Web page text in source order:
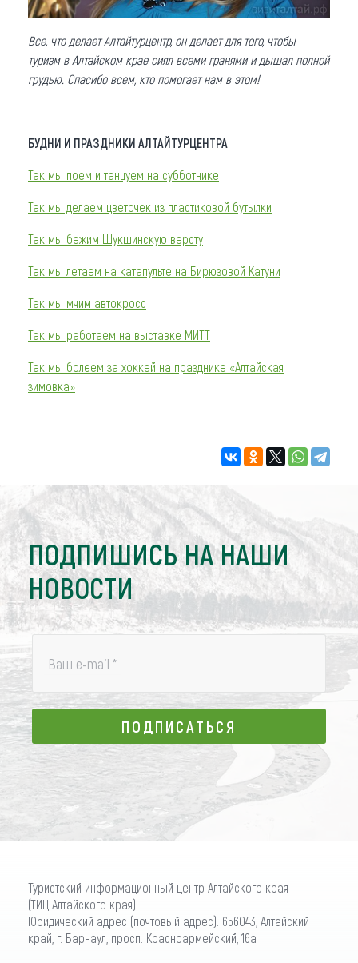
Все, что делает Алтайтурцентр, он делает для того, чтобы
туризм в Алтайском крае сиял всеми гранями и дышал полной
грудью. Спасибо всем, кто помогает нам в этом!
БУДНИ И ПРАЗДНИКИ АЛТАЙТУРЦЕНТРА
Так мы поем и танцуем на субботнике
Так мы делаем цветочек из пластиковой бутылки
Так мы бежим Шукшинскую версту
Так мы летаем на катапульте на Бирюзовой Катуни
Так мы мчим автокросс
Так мы работаем на выставке МИТТ
Так мы болеем за хоккей на празднике «Алтайская
зимовка»
ПОДПИШИСЬ НА НАШИ
НОВОСТИ
Ваш e-mail *
ПОДПИСАТЬСЯ
ПОДПИСАТЬСЯ
Туристский информационный центр Алтайского края
(ТИЦ Алтайского края)
Юридический адрес (почтовый адрес): 656043, Алтайский
край, г. Барнаул, просп. Красноармейский, 16а